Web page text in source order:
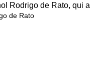
Rodrigo de Rato, qui a